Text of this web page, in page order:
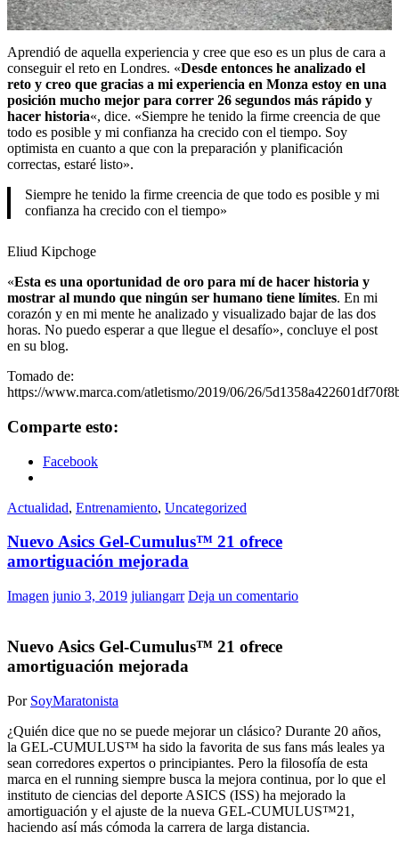
Aprendió de aquella experiencia y cree que eso es un plus de cara a
conseguir el reto en Londres. «Desde entonces he analizado el
reto y creo que gracias a mi experiencia en Monza estoy en una
posición mucho mejor para correr 26 segundos más rápido y
hacer historia«, dice. «Siempre he tenido la firme creencia de que
todo es posible y mi confianza ha crecido con el tiempo. Soy
optimista en cuanto a que con la preparación y planificación
correctas, estaré listo».
Siempre he tenido la firme creencia de que todo es posible y mi
confianza ha crecido con el tiempo»
Eliud Kipchoge
«Esta es una oportunidad de oro para mí de hacer historia y
mostrar al mundo que ningún ser humano tiene límites. En mi
corazón y en mi mente he analizado y visualizado bajar de las dos
horas. No puedo esperar a que llegue el desafío», concluye el post
en su blog.
Tomado de:
https://www.marca.com/atletismo/2019/06/26/
Comparte esto:
Facebook
Actualidad, Entrenamiento, Uncategorized
Nuevo Asics Gel-Cumulus™ 21 ofrece
amortiguación mejorada
Imagen junio 3, 2019 juliangarr Deja un comentario
Nuevo Asics Gel-Cumulus™ 21 ofrece
amortiguación mejorada
Por SoyMaratonista
¿Quién dice que no se puede mejorar un clásico? Durante 20 años,
la GEL-CUMULUS™ ha sido la favorita de sus fans más leales ya
sean corredores expertos o principiantes. Pero la filosofía de esta
marca en el running siempre busca la mejora continua, por lo que el
instituto de ciencias del deporte ASICS (ISS) ha mejorado la
amortiguación y el ajuste de la nueva GEL-CUMULUS™21,
haciendo así más cómoda la carrera de larga distancia.